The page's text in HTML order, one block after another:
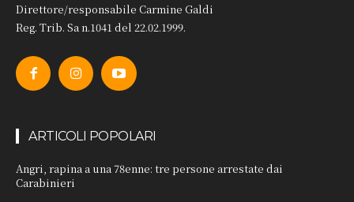
Direttore/responsabile Carmine Galdi
Reg. Trib. Sa n.1041 del 22.02.1999.
ARTICOLI POPOLARI
Angri, rapina a una 78enne: tre persone arrestate dai
Carabinieri